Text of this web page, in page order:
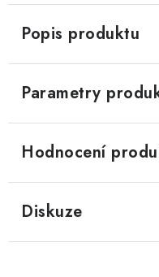
Popis produktu
Parametry
Hodnocení
Diskuze